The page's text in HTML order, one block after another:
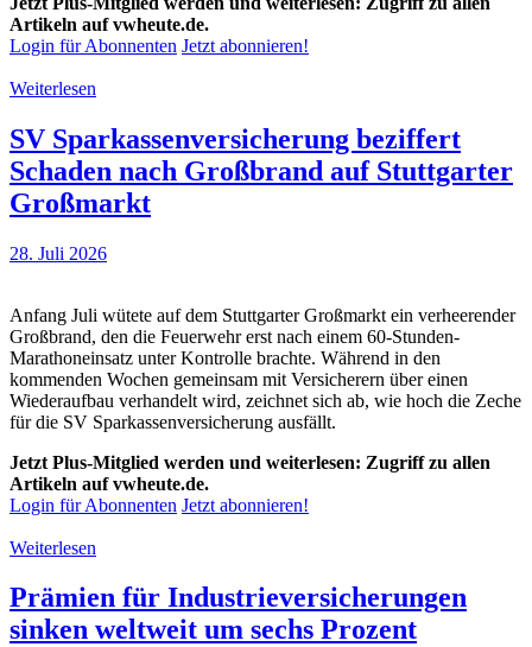
Artikeln auf vwheute.de.
Login für Abonnenten Jetzt abonnieren!
Weiterlesen
SV Sparkassenversicherung beziffert
Schaden nach Großbrand auf Stuttgarter
Großmarkt
28. Juli 2026
Anfang Juli wütete auf dem Stuttgarter Großmarkt ein verheerender
Großbrand, den die Feuerwehr erst nach einem 60-Stunden-
Marathoneinsatz unter Kontrolle brachte. Während in den
kommenden Wochen gemeinsam mit Versicherern über einen
Wiederaufbau verhandelt wird, zeichnet sich ab, wie hoch die Zeche
für die SV Sparkassenversicherung ausfällt.
Jetzt Plus-Mitglied werden und weiterlesen: Zugriff zu allen
Artikeln auf vwheute.de.
Login für Abonnenten Jetzt abonnieren!
Weiterlesen
Prämien für Industrieversicherungen
sinken weltweit um sechs Prozent